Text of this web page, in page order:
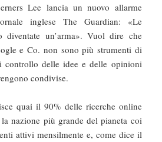
Lee lancia un nuovo allarme
inglese The Guardian: «Le
diventate un’arma». Vuol dire che
e Co. non sono più strumenti di
controllo delle idee e delle opinioni
condivise.
quai il 90% delle ricerche online
nazione più grande del pianeta coi
attivi mensilmente e, come dice il